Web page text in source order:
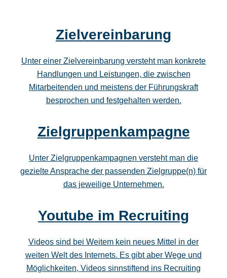
Zielvereinbarung
Unter einer Zielvereinbarung versteht man konkrete
Handlungen und Leistungen, die zwischen
Mitarbeitenden und meistens der Führungskraft
besprochen und festgehalten werden.
Zielgruppenkampagne
Unter Zielgruppenkampagnen versteht man die
gezielte Ansprache der passenden Zielgruppe(n) für
das jeweilige Unternehmen.
Youtube im Recruiting
Videos sind bei Weitem kein neues Mittel in der
weiten Welt des Internets. Es gibt aber Wege und
Möglichkeiten, Videos sinnstiftend ins Recruiting